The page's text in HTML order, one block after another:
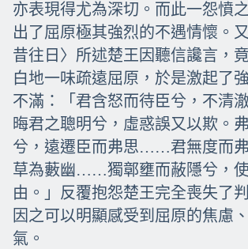
亦表現得尤為深切。而此一怨憤
出了屈原極其強烈的不遇情懷。
昔往日〉所述楚王因聽信讒言，
白地一味疏遠屈原，於是激起了
不滿：「君含怒而待臣兮，不清
晦君之聰明兮，虛惑誤又以欺。
兮，遠遷臣而弗思……君無度而
草為藪幽……獨鄣壅而蔽隱兮，
由。」反覆抱怨楚王完全喪失了
因之可以明顯感受到屈原的焦慮
氣。